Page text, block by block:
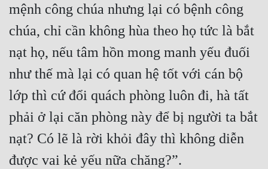
mệnh công chúa nhưng lại có bệnh công
chúa, chỉ cần không hùa theo họ tức là bắt
nạt họ, nếu tâm hồn mong manh yếu đuối
như thế mà lại có quan hệ tốt với cán bộ
lớp thì cứ đổi quách phòng luôn đi, hà tất
phải ở lại căn phòng này để bị người ta bắt
nạt? Có lẽ là rời khỏi đây thì không diễn
được vai kẻ yếu nữa chăng?”.